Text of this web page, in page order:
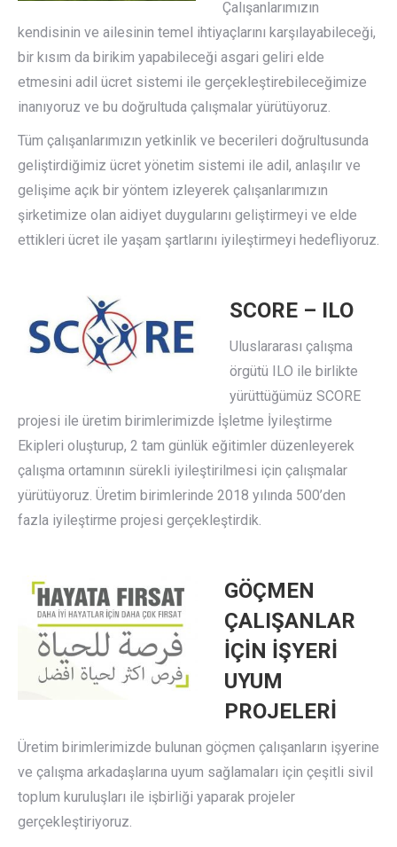
Çalışanlarımızın
kendisinin ve ailesinin temel ihtiyaçlarını karşılayabileceği,
bir kısım da birikim yapabileceği asgari geliri elde
etmesini adil ücret sistemi ile gerçekleştirebileceğimize
inanıyoruz ve bu doğrultuda çalışmalar yürütüyoruz.
Tüm çalışanlarımızın yetkinlik ve becerileri doğrultusunda
geliştirdiğimiz ücret yönetim sistemi ile adil, anlaşılır ve
gelişime açık bir yöntem izleyerek çalışanlarımızın
şirketimize olan aidiyet duygularını geliştirmeyi ve elde
ettikleri ücret ile yaşam şartlarını iyileştirmeyi hedefliyoruz.
SCORE – ILO
Uluslararası çalışma
örgütü ILO ile birlikte
yürüttüğümüz SCORE
projesi ile üretim birimlerimizde İşletme İyileştirme
Ekipleri oluşturup, 2 tam günlük eğitimler düzenleyerek
çalışma ortamının sürekli iyileştirilmesi için çalışmalar
yürütüyoruz. Üretim birimlerinde 2018 yılında 500’den
fazla iyileştirme projesi gerçekleştirdik.
GÖÇMEN
ÇALIŞANLAR
İÇİN İŞYERİ
UYUM
PROJELERİ
Üretim birimlerimizde bulunan göçmen çalışanların işyerine
ve çalışma arkadaşlarına uyum sağlamaları için çeşitli sivil
toplum kuruluşları ile işbirliği yaparak projeler
gerçekleştiriyoruz.